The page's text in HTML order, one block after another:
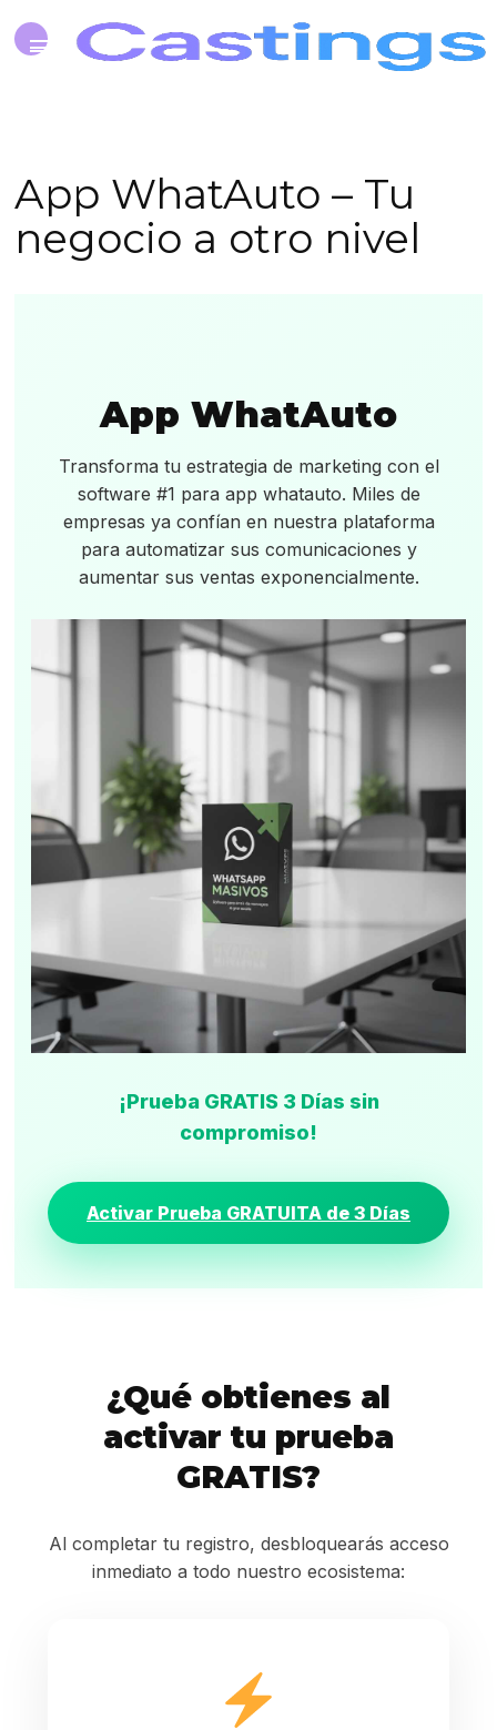
App WhatAuto – Tu
negocio a otro nivel
App WhatAuto
Transforma tu estrategia de marketing con el
software #1 para app whatauto. Miles de
empresas ya confían en nuestra plataforma
para automatizar sus comunicaciones y
aumentar sus ventas exponencialmente.
¡Prueba GRATIS 3 Días sin
compromiso!
Activar Prueba GRATUITA de 3 Días
¿Qué obtienes al
activar tu prueba
GRATIS?
Al completar tu registro, desbloquearás acceso
inmediato a todo nuestro ecosistema: